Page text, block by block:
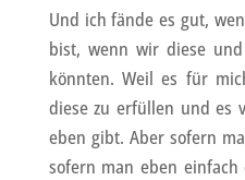
Und ich fände es gut,
bist, wenn wir diese
könnten. Weil es für
diese zu erfüllen und es
eben gibt. Aber sofern
sofern man eben